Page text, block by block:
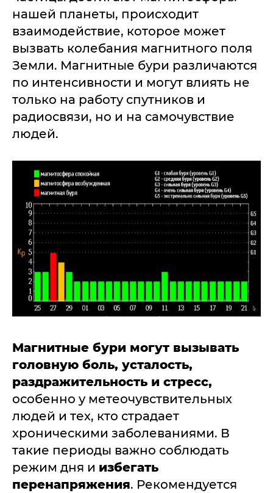
нашей планеты, происходит
взаимодействие, которое может
вызвать колебания магнитного поля
Земли. Магнитные бури различаются
по интенсивности и могут влиять не
только на работу спутников и
радиосвязи, но и на самочувствие
людей.
Магнитные бури могут вызывать
головную боль, усталость,
раздражительность и стресс,
особенно у метеочувствительных
людей и тех, кто страдает
хроническими заболеваниями. В
такие периоды важно соблюдать
режим дня и избегать
перенапряжения. Рекомендуется